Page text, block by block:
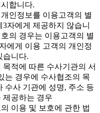
합니다.
인정보를 이용고객의 별
자에게 제공하지 않습니
의 경우는 이용고객의 별
에게 이용 고객의 개인정
습니다.
목적에 따른 수사기관의 서
는 경우에 수사협조의 목
수사 기관에 성명, 주소 등
제공하는 경우
이용 및 보호에 관한 법